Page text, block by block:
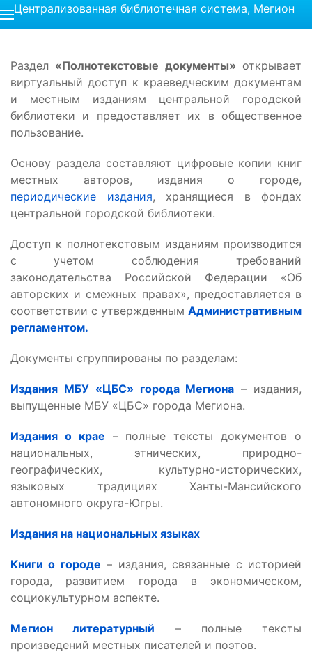
Централизованная библиотечная система, Мегион
Раздел «Полнотекстовые документы» открывает
виртуальный доступ к краеведческим документам
и местным изданиям центральной городской
библиотеки и предоставляет их в общественное
пользование.
Основу раздела составляют цифровые копии книг
местных авторов, издания о городе,
периодические издания, хранящиеся в фондах
центральной городской библиотеки.
Доступ к полнотекстовым изданиям производится
с учетом соблюдения требований
законодательства Российской Федерации «Об
авторских и смежных правах», предоставляется в
соответствии с утвержденным Административным
регламентом.
Документы сгруппированы по разделам:
Издания МБУ «ЦБС» города Мегиона – издания,
выпущенные МБУ «ЦБС» города Мегиона.
Издания о крае – полные тексты документов о
национальных, этнических, природно-
географических, культурно-исторических,
языковых традициях Ханты-Мансийского
автономного округа-Югры.
Издания на национальных языках
Книги о городе – издания, связанные с историей
города, развитием города в экономическом,
социокультурном аспекте.
Мегион литературный – полные тексты
произведений местных писателей и поэтов.